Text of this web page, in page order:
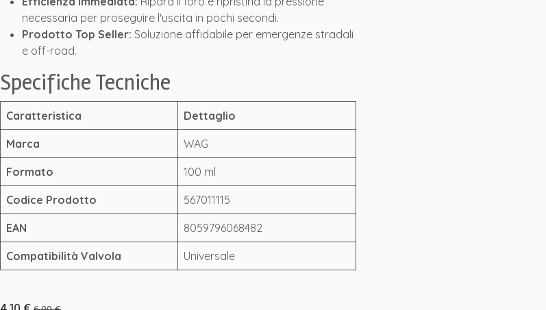
necessaria per proseguire l'uscita in pochi secondi.
Prodotto Top Seller: Soluzione affidabile per emergenze stradali
e off-road.
Specifiche Tecniche
Caratteristica Dettaglio
Marca WAG
Formato 100 ml
Codice Prodotto 567011115
EAN 8059796068482
Compatibilità Valvola Universale